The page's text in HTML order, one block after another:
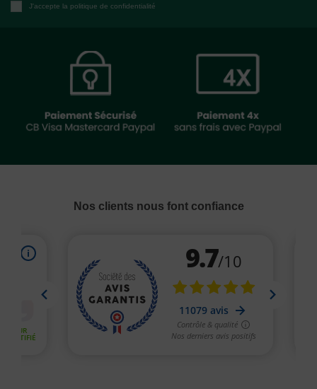
J'accepte la politique de confidentialité
Nos clients nous font confiance